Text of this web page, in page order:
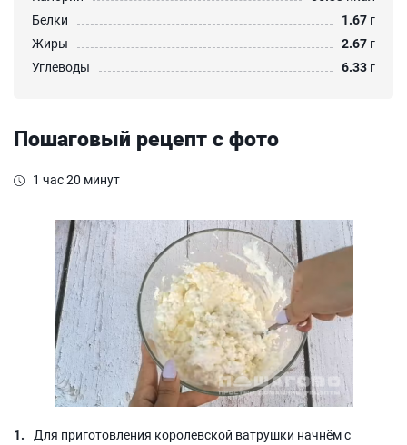
Белки
1.67 г
Жиры
2.67 г
Углеводы
6.33 г
Пошаговый рецепт с фото
1 час 20 минут
Для приготовления королевской ватрушки начнём с